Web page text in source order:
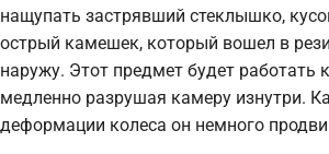
нащупать застрявший стеклышко,
острый камешек, который вошел в
наружу. Этот предмет будет работать
медленно разрушая камеру изнутри.
деформации колеса он немного